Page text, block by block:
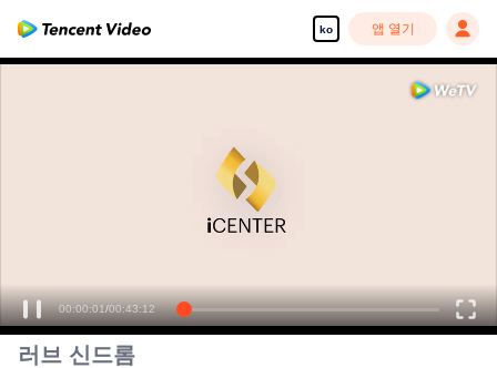
ko 앱 열기
00:00:01 /00:43:12
러브 신드롬